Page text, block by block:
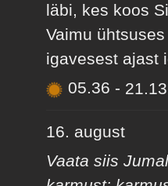
läbi, kes koos
Vaimu
igavesest ajast
05.36 - 21.13
16. august
Vaata siis